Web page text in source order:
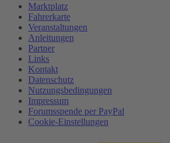
Marktplatz
Fahrerkarte
Veranstaltungen
Anleitungen
Partner
Links
Kontakt
Datenschutz
Nutzungsbedingungen
Impressum
Forumsspende per PayPal
Cookie-Einstellungen